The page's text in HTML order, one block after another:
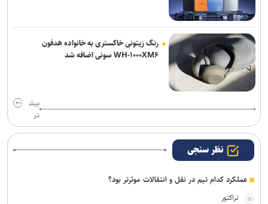
رنگ زیتونی خاکستری به خانواده هدفون
WH-۱۰۰۰XM۶ سونی اضافه شد
بیش
تر
نظر سنجی
عملکرد کدام تیم در نقل و انتقالات موثرتر بود؟
تراکتور